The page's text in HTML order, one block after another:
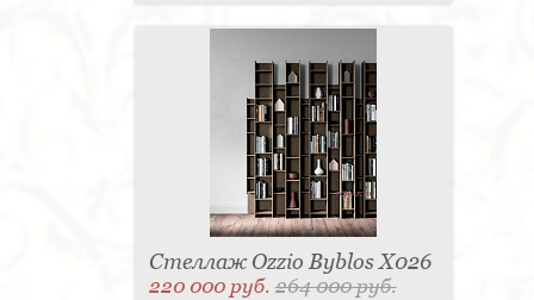
Стеллаж Ozzio Byblos X026
220 000 руб.264 000 руб.